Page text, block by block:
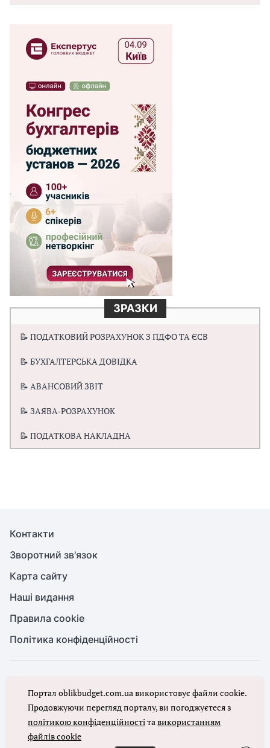
ЗРАЗКИ
📝 ПОДАТКОВИЙ РОЗРАХУНОК З ПДФО ТА ЄСВ
📝 БУХГАЛТЕРСЬКА ДОВІДКА
📝 АВАНСОВИЙ ЗВІТ
📝 ЗАЯВА-РОЗРАХУНОК
📝 ПОДАТКОВА НАКЛАДНА
Контакти
Зворотний зв'язок
Карта сайту
Наші видання
Правила cookie
Політика конфіденційності
Повне або часткове копіювання будь-яких матеріалів порталу,
цитування, публікація їх анотованих оглядів допускаються лише з
письмового дозволу редакції порталу
Ми в соцмережах
Портал oblikbudget.com.ua використовує файли cookie.
Продовжуючи перегляд порталу, ви погоджуєтеся з
політикою конфіденційностітавикористанням
файлів cookie